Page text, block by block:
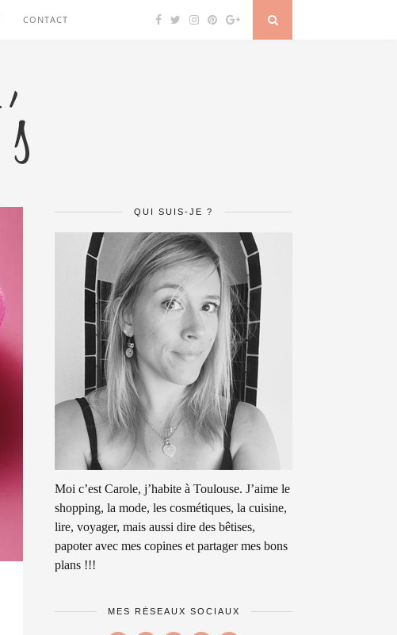
CONTACT
QUI SUIS-JE ?
Moi c’est Carole, j’habite à Toulouse. J’aime le
shopping, la mode, les cosmétiques, la cuisine,
lire, voyager, mais aussi dire des bêtises,
papoter avec mes copines et partager mes bons
plans !!!
MES RÉSEAUX SOCIAUX